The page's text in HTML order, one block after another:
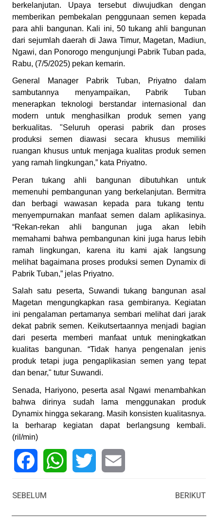
berkelanjutan. Upaya tersebut diwujudkan dengan
memberikan pembekalan penggunaan semen kepada
para ahli bangunan. Kali ini, 50 tukang ahli bangunan
dari sejumlah daerah di Jawa Timur, Magetan, Madiun,
Ngawi, dan Ponorogo mengunjungi Pabrik Tuban pada,
Rabu, (7/5/2025) pekan kemarin.
General Manager Pabrik Tuban, Priyatno dalam
sambutannya menyampaikan, Pabrik Tuban
menerapkan teknologi berstandar internasional dan
modern untuk menghasilkan produk semen yang
berkualitas. "Seluruh operasi pabrik dan proses
produksi semen diawasi secara khusus memiliki
ruangan khusus untuk menjaga kualitas produk semen
yang ramah lingkungan,” kata Priyatno.
Peran tukang ahli bangunan dibutuhkan untuk
memenuhi pembangunan yang berkelanjutan. Bermitra
dan berbagi wawasan kepada para tukang tentu
menyempurnakan manfaat semen dalam aplikasinya.
“Rekan-rekan ahli bangunan juga akan lebih
memahami bahwa pembangunan kini juga harus lebih
ramah lingkungan, karena itu kami ajak langsung
melihat bagaimana proses produksi semen Dynamix di
Pabrik Tuban,” jelas Priyatno.
Salah satu peserta, Suwandi tukang bangunan asal
Magetan mengungkapkan rasa gembiranya. Kegiatan
ini pengalaman pertamanya sembari melihat dari jarak
dekat pabrik semen. Keikutsertaannya menjadi bagian
dari peserta memberi manfaat untuk meningkatkan
kualitas bangunan. “Tidak hanya pengenalan jenis
produk tetapi juga pengaplikasian semen yang tepat
dan benar," tutur Suwandi.
Senada, Hariyono, peserta asal Ngawi menambahkan
bahwa dirinya sudah lama menggunakan produk
Dynamix hingga sekarang. Masih konsisten kualitasnya.
Ia berharap kegiatan dapat berlangsung kembali.
(ril/min)
SEBELUM
BERIKUT